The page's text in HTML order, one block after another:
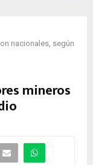
nacionales, según
mineros